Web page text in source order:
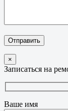
×
Записаться на
Ваше имя